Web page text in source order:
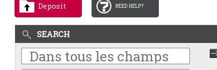
Deposit NEED HELP?
SEARCH